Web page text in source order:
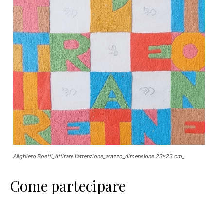
Alighiero Boetti_Attirare l’attenzione_arazzo_dimensione 23×23 cm_
Come partecipare